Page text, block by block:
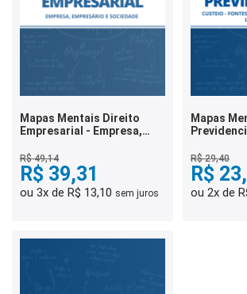
Mapas Mentais Direito
Empresarial - Empresa,
(PDF)
R$ 49,14
R$ 39,31
ou 3x de R$ 13,10 sem juros
Mapas
(PDF)
R$ 29,40
R$
ou 2x de